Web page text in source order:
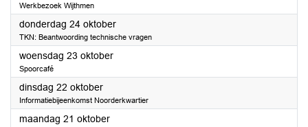
Werkbezoek Wijthmen
donderdag 24 oktober2024
TKN: Beantwoording technische vragen
woensdag 23 oktober2024
Spoorcafé
dinsdag 22 oktober2024
Informatiebijeenkomst Noorderkwartier
maandag 21 oktober2024